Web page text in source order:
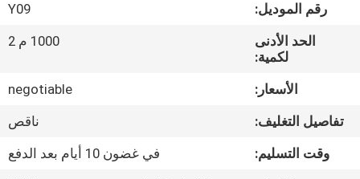
المعمل
مراقبة
الجودة
اتصل
رقم الموديل:
Y09
الحد الأدنى
لكمية:
1000 م 2
الأسعار:
negotiable
تفاصيل التغليف:
ناقص
وقت التسليم:
في غضون 10 أيام بعد الدفع